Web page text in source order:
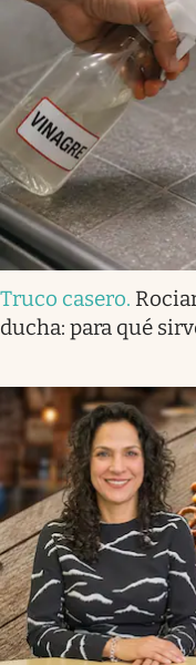
Truco casero.
ducha: para qué